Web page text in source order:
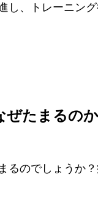
し、トレーニン
ぜたまるのか
るのでしょうか